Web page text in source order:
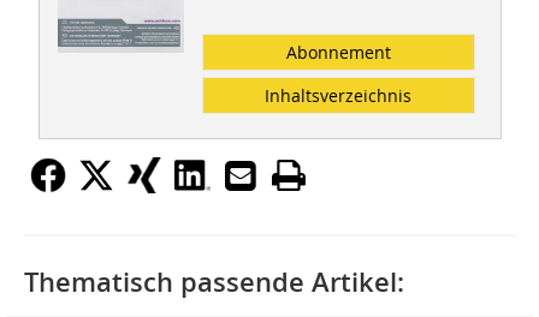
Abonnement
Inhaltsverzeichnis
Thematisch passende Artikel: